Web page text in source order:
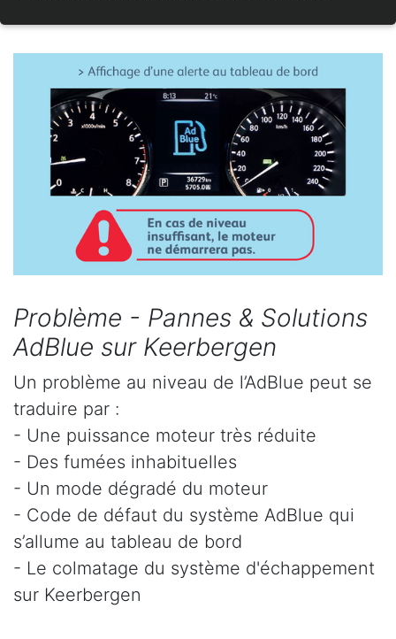
Problème - Pannes & Solutions
AdBlue sur Keerbergen
Un problème au niveau de l’AdBlue peut se
traduire par :
- Une puissance moteur très réduite
- Des fumées inhabituelles
- Un mode dégradé du moteur
- Code de défaut du système AdBlue qui
s’allume au tableau de bord
- Le colmatage du système d'échappement
sur Keerbergen